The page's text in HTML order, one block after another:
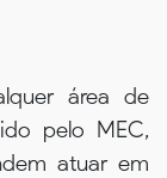
área de
pelo MEC,
atuar em